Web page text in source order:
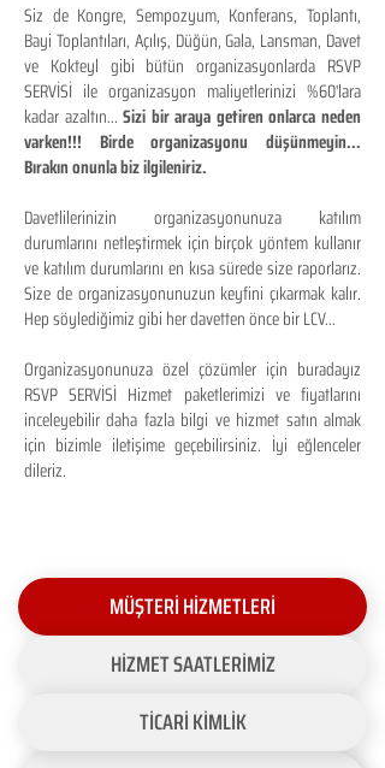
Siz de Kongre, Sempozyum, Konferans, Toplantı,
Bayi Toplantıları, Açılış, Düğün, Gala, Lansman, Davet
ve Kokteyl gibi bütün organizasyonlarda RSVP
SERVİSİ ile organizasyon maliyetlerinizi %60'lara
kadar azaltın...Sizi bir araya getiren onlarca neden
varken!!! Birde organizasyonu düşünmeyin...
Bırakın onunla biz ilgileniriz.
Davetlilerinizin organizasyonunuza katılım
durumlarını netleştirmek için birçok yöntem kullanır
ve katılım durumlarını en kısa sürede size raporlarız.
Size de organizasyonunuzun keyfini çıkarmak kalır.
Hep söylediğimiz gibi her davetten önce bir LCV...
Organizasyonunuza özel çözümler için buradayız
RSVP SERVİSİ Hizmet paketlerimizi ve fiyatlarını
inceleyebilir daha fazla bilgi ve hizmet satın almak
için bizimle iletişime geçebilirsiniz. İyi eğlenceler
dileriz.
MÜŞTERİ HİZMETLERİ
HİZMET SAATLERİMİZ
TİCARİ KİMLİK